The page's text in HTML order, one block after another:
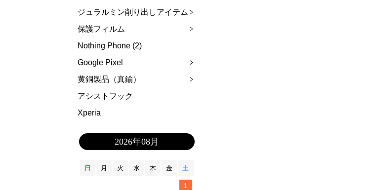
ジュラルミン削り出しアイテム
保護フィルム
Nothing Phone (2)
Google Pixel
黄銅製品（真鍮）
アシストフック
Xperia
2026年08月
日 月 火 水 木 金 土
1